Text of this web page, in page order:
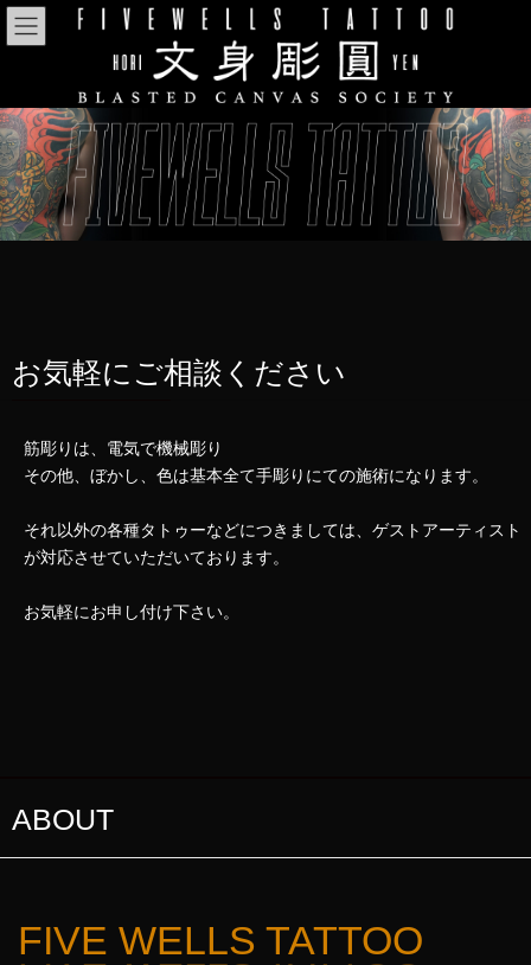
コ
ン
ツ
へ
ス
キ
ッ
プ
ナ
ビ
シ
ョ
ン
に
移
動
お気軽にご相談ください
筋彫りは、電気で機械彫り
その他、ぼかし、色は基本全て手彫りにての施術になります。
それ以外の各種タトゥーなどにつきましては、ゲストアーティスト
が対応させていただいております。
お気軽にお申し付け下さい。
ABOUT
FIVE WELLS TATTOO